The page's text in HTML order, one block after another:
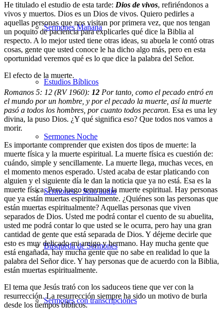
Sermones Mañana
Estudios Bíblicos
Sermones Noche
Sermones – Solo audio
Búsqueda de Sermones
Sermones con transcripciones
He titulado el estudio de esta tarde: Dios de vivos, refiriéndonos a
vivos y muertos. Dios es un Dios de vivos. Quiero pedirles a
aquellas personas que nos visitan por primera vez, que nos tengan
un poquito de paciencia para explicarles qué dice la Biblia al
respecto. A lo mejor usted tiene otras ideas, su abuela le contó otras
cosas, gente que usted conoce le ha dicho algo más, pero en esta
oportunidad veremos qué es lo que dice la palabra del Señor.
El efecto de la muerte.
Romanos 5: 12 (RV 1960): 12 Por tanto, como el pecado entró en
el mundo por un hombre, y por el pecado la muerte, así la muerte
pasó a todos los hombres, por cuanto todos pecaron. Esa es una ley
divina, la puso Dios. ¿Y qué significa eso? Que todos nos vamos a
morir.
Es importante comprender que existen dos tipos de muerte: la
muerte física y la muerte espiritual. La muerte física es cuestión de:
cuándo, simple y sencillamente. La muerte llega, muchas veces, en
el momento menos esperado. Usted acaba de estar platicando con
alguien y el siguiente día le dan la noticia que ya no está. Esa es la
muerte física. Pero luego tenemos la muerte espiritual. Hay personas
que ya están muertas espiritualmente. ¿Quiénes son las personas que
están muertas espiritualmente? Aquellas personas que viven
separados de Dios. Usted me podrá contar el cuento de su abuelita,
usted me podrá contar lo que usted se le ocurra, pero hay una gran
cantidad de gente que está separada de Dios. Y déjeme decirle que
esto es muy delicado mi amigo y hermano. Hay mucha gente que
está engañada, hay mucha gente que no sabe en realidad lo que la
palabra del Señor dice. Y hay personas que de acuerdo con la Biblia,
están muertas espiritualmente.
El tema que Jesús trató con los saduceos tiene que ver con la
resurrección. La resurrección siempre ha sido un motivo de burla
desde los tiempos bíblicos.